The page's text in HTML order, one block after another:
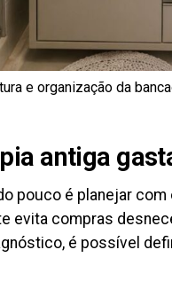
e organização da
antiga
pouco é planejar com
evita compras
é possível